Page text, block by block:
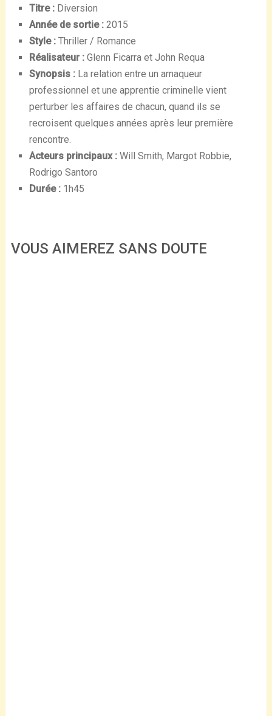
Titre : Diversion
Année de sortie : 2015
Style : Thriller / Romance
Réalisateur : Glenn Ficarra et John Requa
Synopsis : La relation entre un arnaqueur
professionnel et une apprentie criminelle vient
perturber les affaires de chacun, quand ils se
recroisent quelques années après leur première
rencontre.
Acteurs principaux : Will Smith, Margot Robbie,
Rodrigo Santoro
Durée : 1h45
VOUS AIMEREZ SANS DOUTE